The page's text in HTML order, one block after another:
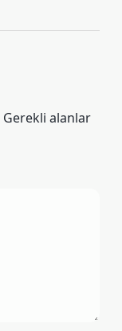
Gerekli alanlar